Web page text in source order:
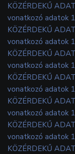
KÖZÉRDEKŰ
vonatkozó adatok
KÖZÉRDEKŰ
vonatkozó adatok
KÖZÉRDEKŰ
vonatkozó adatok
KÖZÉRDEKŰ
vonatkozó adatok
KÖZÉRDEKŰ
vonatkozó adatok
KÖZÉRDEKŰ
vonatkozó adatok
KÖZÉRDEKŰ